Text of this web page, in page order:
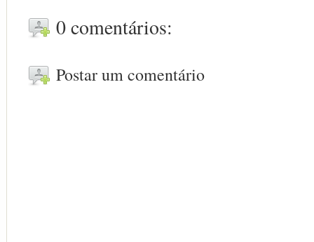
0 comentários:
Postar um comentário